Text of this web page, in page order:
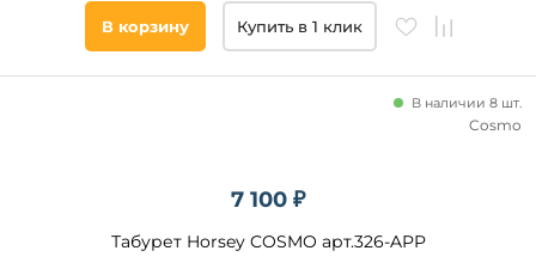
В корзину Купить в 1 клик
7 100 ₽
Табурет Horsey COSMO арт.326-APP
В наличии 8 шт.
Cosmo